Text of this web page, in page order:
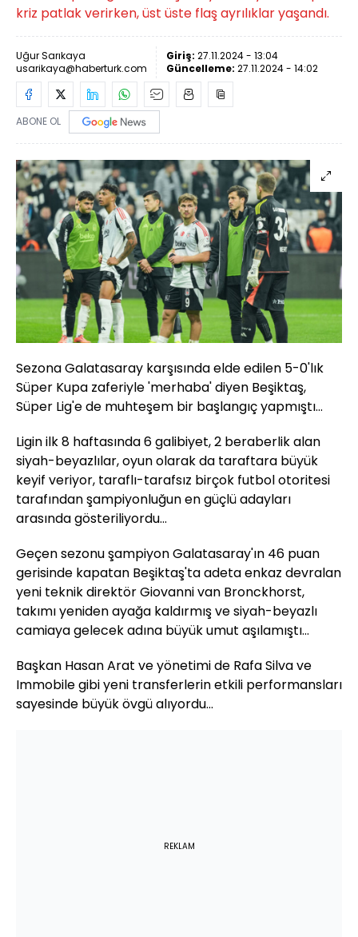
kriz patlak verirken, üst üste flaş ayrılıklar yaşandı.
Uğur Sarıkaya
usarikaya@haberturk.com
Giriş: 27.11.2024 - 13:04
Güncelleme: 27.11.2024 - 14:02
ABONE OL
Sezona Galatasaray karşısında elde edilen 5-0'lık
Süper Kupa zaferiyle 'merhaba' diyen Beşiktaş,
Süper Lig'e de muhteşem bir başlangıç yapmıştı...
Ligin ilk 8 haftasında 6 galibiyet, 2 beraberlik alan
siyah-beyazlılar, oyun olarak da taraftara büyük
keyif veriyor, taraflı-tarafsız birçok futbol otoritesi
tarafından şampiyonluğun en güçlü adayları
arasında gösteriliyordu...
Geçen sezonu şampiyon Galatasaray'ın 46 puan
gerisinde kapatan Beşiktaş'ta adeta enkaz devralan
yeni teknik direktör Giovanni van Bronckhorst,
takımı yeniden ayağa kaldırmış ve siyah-beyazlı
camiaya gelecek adına büyük umut aşılamıştı...
Başkan Hasan Arat ve yönetimi de Rafa Silva ve
Immobile gibi yeni transferlerin etkili performansları
sayesinde büyük övgü alıyordu...
REKLAM